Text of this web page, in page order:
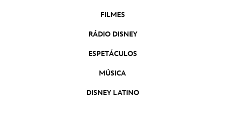
FILMES
RÁDIO DISNEY
ESPETÁCULOS
MÚSICA
DISNEY LATINO